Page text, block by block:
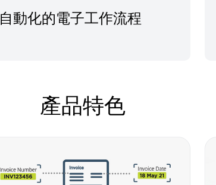
自動化的電子工作流程
產品特色